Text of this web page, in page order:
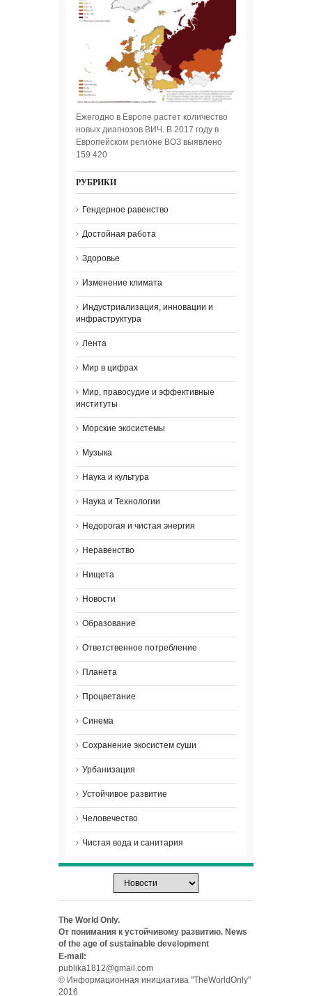
Ежегодно в Европе растет количество
новых диагнозов ВИЧ. В 2017 году в
Европейском регионе ВОЗ выявлено
159 420
РУБРИКИ
Гендерное равенство
Достойная работа
Здоровье
Изменение климата
Индустриализация, инновации и
инфраструктура
Лента
Мир в цифрах
Мир, правосудие и эффективные
институты
Морские экосистемы
Музыка
Наука и культура
Наука и Технологии
Недорогая и чистая энергия
Неравенство
Нищета
Новости
Образование
Ответственное потребление
Планета
Процветание
Синема
Сохранение экосистем суши
Урбанизация
Устойчивое развитие
Человечество
Чистая вода и санитария
The World Only.
От понимания к устойчивому развитию. News
of the age of sustainable development
E-mail:
publika1812@gmail.com
© Информационная инициатива "TheWorldOnly"
2016